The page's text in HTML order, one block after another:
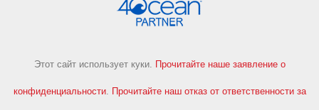
Этот сайт использует куки. Прочитайте наше заявление о
конфиденциальности. Прочитайте наш отказ от ответственности за